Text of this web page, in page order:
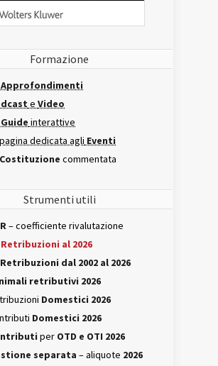
Formazione
Approfondimenti
e Video
interattive
dedicata agli Eventi
Costituzione commentata
Strumenti utili
– coefficiente rivalutazione
Retribuzioni al 2026
Retribuzioni dal 2002 al 2026
retributivi 2026
Domestici 2026
Domestici 2026
per OTD e OTI 2026
separata – aliquote 2026